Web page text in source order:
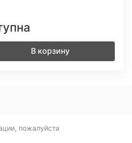
В корзину
пожалуйста